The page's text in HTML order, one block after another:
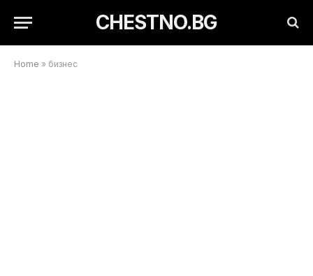
CHESTNO.BG
Home » бизнес